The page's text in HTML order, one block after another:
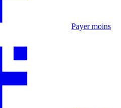
Payer moins